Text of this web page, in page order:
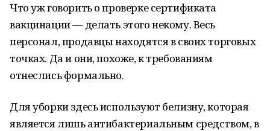
Что уж говорить о проверке сертификата
вакцинации — делать этого некому. Весь
персонал, продавцы находятся в своих торговых
точках. Да и они, похоже, к требованиям
отнеслись формально.
Для уборки здесь используют белизну, которая
является лишь антибактериальным средством, в